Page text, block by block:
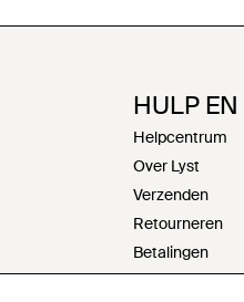
HULP
Helpcentrum
Over Lyst
Verzenden
Retourneren
Betalingen
Retourneren